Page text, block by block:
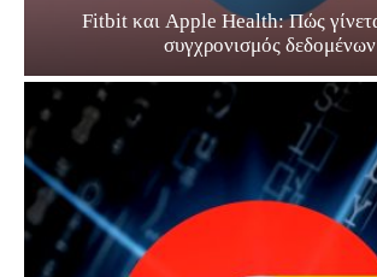
Fitbit και Apple Health: Πώς
συγχρονισμός δεδομένων